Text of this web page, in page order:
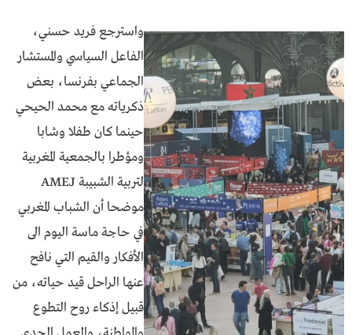
واسترجع فريد حسني،
الفاعل السياسي والمستشار
الجماعي بفرنسا، بعض
ذكرياته مع محمد الحيحي
حينما كان طفلا وشابا
ومؤطرا بالجمعية المغربية
لتربية الشبيبة AMEJ
موضحا أن الشباب المغربي
في حاجة ماسة اليوم الى
الأفكار والقيم التي نافح
عنها الراحل قيد حياته، من
قبيل إذكاء روح التطوع